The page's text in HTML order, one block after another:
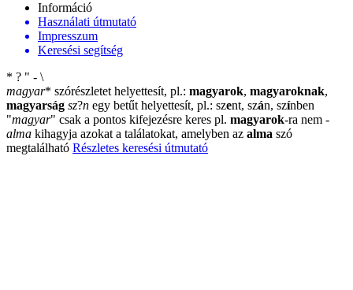
Információ
Használati útmutató
Impresszum
Keresési segítség
* ? " - \
magyar* szórészletet helyettesít, pl.: magyarok, magyaroknak,
magyarság sz?n egy betűt helyettesít, pl.: szent, szán, színben
"magyar" csak a pontos kifejezésre keres pl. magyarok-ra nem -
alma kihagyja azokat a találatokat, amelyben az alma szó
megtalálható Részletes keresési útmutató